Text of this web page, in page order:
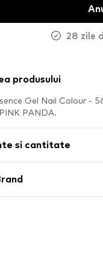
28 zile
produsului
Gel Nail Colour -
PANDA.
si cantitate